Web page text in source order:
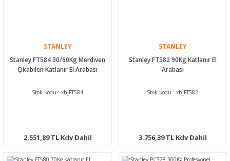
STANLEY
Stanley FT584 30/60Kg Merdiven
Çıkabilen Katlanır El Arabası
Stok Kodu : xb_FT584
2.551,89 TL Kdv Dahil
STANLEY
Stanley FT582 90Kg Katlanır El
Arabası
Stok Kodu : xb_FT582
3.756,39 TL Kdv Dahil